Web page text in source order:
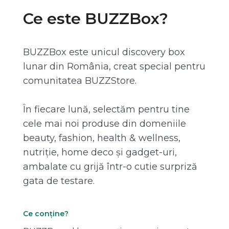
Ce este BUZZBox?
BUZZBox este unicul discovery box
lunar din România, creat special pentru
comunitatea BUZZStore.
În fiecare lună, selectăm pentru tine
cele mai noi produse din domeniile
beauty, fashion, health & wellness,
nutriție, home deco și gadget-uri,
ambalate cu grijă într-o cutie surpriză
gata de testare.
Ce conține?